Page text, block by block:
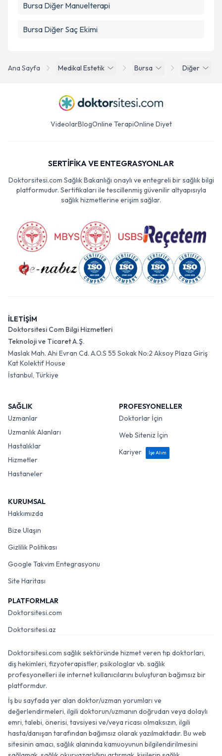
Ana Sayfa Medikal Estetik Bursa Diğer
Bursa Diğer Manuelterapi
Bursa Diğer Saç Ekimi
VideolarBlogOnline TerapiOnline Diyet
SERTİFİKA VE ENTEGRASYONLAR
Doktorsitesi.com Sağlık Bakanlığı onaylı ve entegreli bir sağlık bilgi
platformudur. Sertifikaları ile tescillenmiş güvenilir altyapısıyla
sağlık hizmetlerine erişim sağlar.
İLETİŞİM
Doktorsitesi Com Bilgi Hizmetleri
Teknoloji ve Ticaret A.Ş.
Maslak Mah. Ahi Evran Cd. A.O.S 55 Sokak No:2 Aksoy Plaza Giriş
Kat Kolektif House
İstanbul, Türkiye
SAĞLIK
Uzmanlar
Uzmanlık Alanları
Hastalıklar
Hizmetler
Hastaneler
PROFESYONELLER
Doktorlar İçin
Web Siteniz İçin
Kariyer
İşe Alım
KURUMSAL
Hakkımızda
Bize Ulaşın
Gizlilik Politikası
Google Takvim Entegrasyonu
Site Haritası
PLATFORMLAR
Doktorsitesi.com
Doktorsitesi.az
Doktorsitesi.com sağlık sektöründe hizmet veren tıp doktorları,
diş hekimleri, fizyoterapistler, psikologlar vb. sağlık
profesyonelleri ile internet kullanıcılarını buluşturan bağımsız bir
platformdur.
İş bu sayfada yer alan doktor/uzman yorumları ve
değerlendirmeleri, ilgili doktorun/uzmanın doğrudan veya dolaylı
emri, talebi, önerisi, tavsiyesi ve/veya ricası olmaksızın, ilgili
hasta/danışan tarafından bağımsız olarak yazılmaktadır. Bu web
sitesinin amacı, sağlık alanında kamuoyunun bilgilendirilmesini